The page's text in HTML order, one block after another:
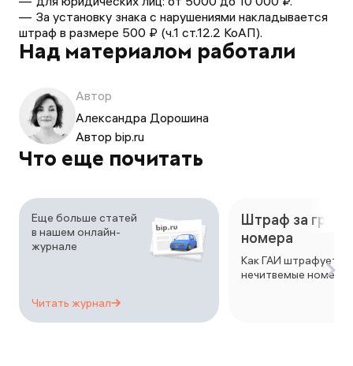
За установку знака с нарушениями накладывается
штраф в размере 500 ₽ (ч.1 ст.12.2 КоАП).
Над материалом работали
Автор
Александра Дорошина
Автор bip.ru
Что еще почитать
Еще больше статей
в нашем онлайн-
журнале
Читать журнал
Штраф за
номера
Как ГАИ штрафует
нечитвемые номера.